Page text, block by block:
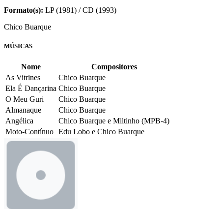
Formato(s): LP (1981) / CD (1993)
Chico Buarque
MÚSICAS
Nome
Compositores
As Vitrines
Chico Buarque
Ela É Dançarina Chico Buarque
O Meu Guri
Chico Buarque
Almanaque
Chico Buarque
Angélica
Chico Buarque e Miltinho (MPB-4)
Moto-Contínuo Edu Lobo e Chico Buarque